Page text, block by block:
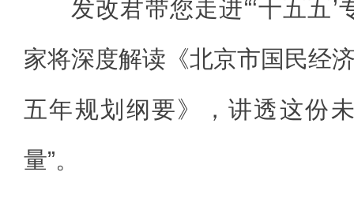
发改君带您走进“‘十五五
家将深度解读《北京市国民经
五年规划纲要》，讲透这份
量”。